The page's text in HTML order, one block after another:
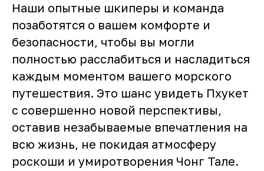
Наши опытные шкиперы и команда
позаботятся о вашем комфорте и
безопасности, чтобы вы могли
полностью расслабиться и насладиться
каждым моментом вашего морского
путешествия. Это шанс увидеть Пхукет
с совершенно новой перспективы,
оставив незабываемые впечатления на
всю жизнь, не покидая атмосферу
роскоши и умиротворения Чонг Тале.